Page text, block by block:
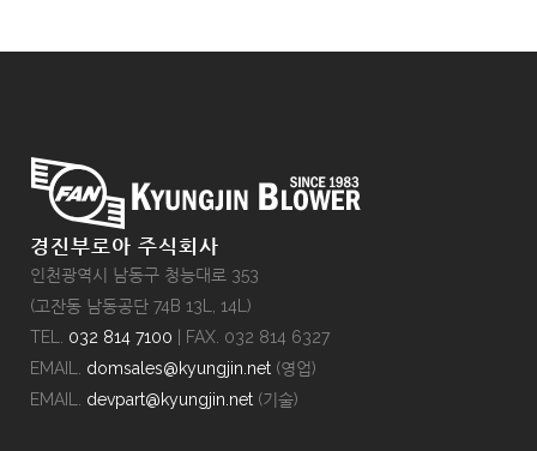
경진부로아 주식회사
인천광역시 남동구 청능대로 353
(고잔동 남동공단 74B 13L, 14L)
TEL. 032 814 7100 | FAX. 032 814 6327
EMAIL. domsales@kyungjin.net (영업)
EMAIL. devpart@kyungjin.net (기술)